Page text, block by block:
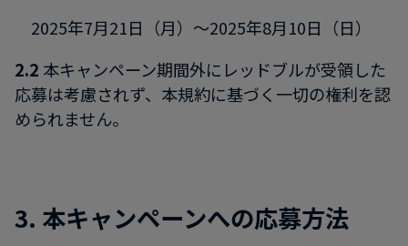
2025年7月21日（月）～2025年8月10日（日）
2.2 本キャンペーン期間外にレッドブルが受領した
応募は考慮されず、本規約に基づく一切の権利を認
められません。
3. 本キャンペーンへの応募方法